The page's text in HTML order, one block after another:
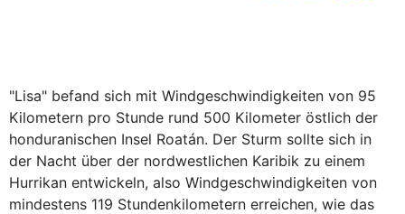
"Lisa" befand sich mit Windgeschwindigkeiten von 95
Kilometern pro Stunde rund 500 Kilometer östlich der
honduranischen Insel Roatán. Der Sturm sollte sich in
der Nacht über der nordwestlichen Karibik zu einem
Hurrikan entwickeln, also Windgeschwindigkeiten von
mindestens 119 Stundenkilometern erreichen, wie das